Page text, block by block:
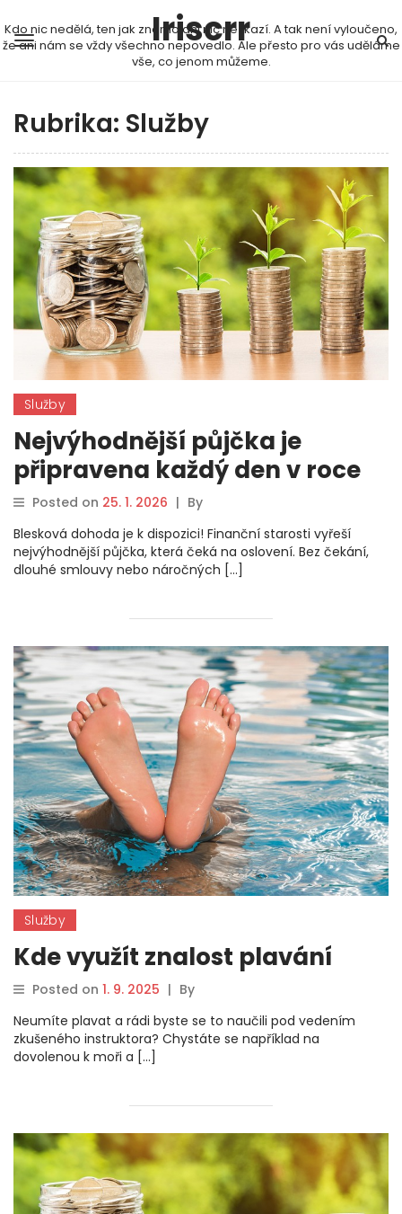
Iriscrr
Kdo nic nedělá, ten jak známo ani nic nezkazí. A tak není vyloučeno,
že ani nám se vždy všechno nepovedlo. Ale přesto pro vás uděláme
vše, co jenom můžeme.
Rubrika: Služby
Služby
Nejvýhodnější půjčka je
připravena každý den v roce
Posted on 25. 1. 2026 | By
Blesková dohoda je k dispozici! Finanční starosti vyřeší
nejvýhodnější půjčka, která čeká na oslovení. Bez čekání,
dlouhé smlouvy nebo náročných […]
Služby
Kde využít znalost plavání
Posted on 1. 9. 2025 | By
Neumíte plavat a rádi byste se to naučili pod vedením
zkušeného instruktora? Chystáte se například na
dovolenou k moři a […]